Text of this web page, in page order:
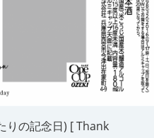
りの記念日) [ Thank